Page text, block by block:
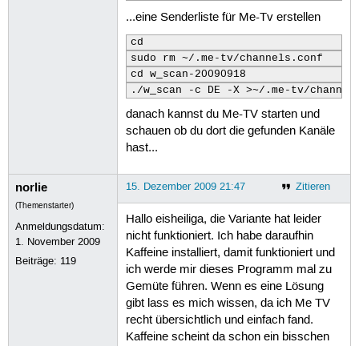
...eine Senderliste für Me-Tv erstellen
cd
sudo rm ~/.me-tv/channels.conf
cd w_scan-20090918
./w_scan -c DE -X >~/.me-tv/
danach kannst du Me-TV starten und
schauen ob du dort die gefunden Kanäle
hast...
norlie
(Themenstarter)
Anmeldungsdatum:
1. November 2009
Beiträge: 119
Zitieren
15. Dezember 2009 21:47
Hallo eisheiliga, die Variante hat leider
nicht funktioniert. Ich habe daraufhin
Kaffeine installiert, damit funktioniert und
ich werde mir dieses Programm mal zu
Gemüte führen. Wenn es eine Lösung
gibt lass es mich wissen, da ich Me TV
recht übersichtlich und einfach fand.
Kaffeine scheint da schon ein bisschen